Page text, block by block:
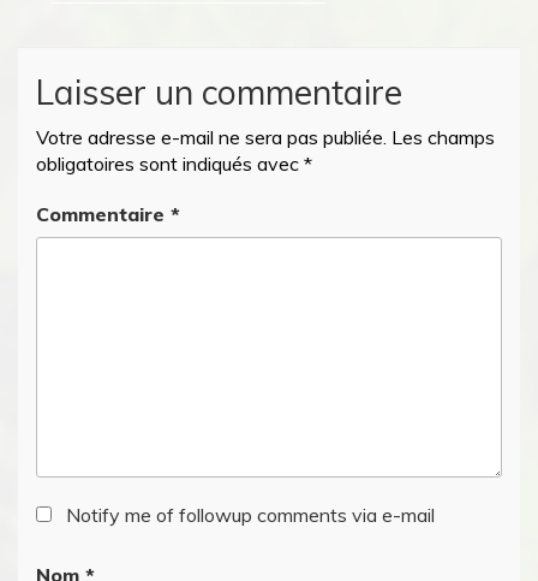
Laisser un commentaire
Votre adresse e-mail ne sera pas publiée. Les champs
obligatoires sont indiqués avec *
Commentaire *
Notify me of followup comments via e-mail
Nom *